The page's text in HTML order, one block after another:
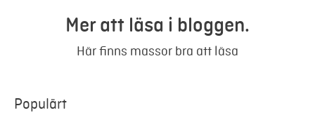
Mer att läsa i bloggen.
Här finns massor bra att läsa
Populärt